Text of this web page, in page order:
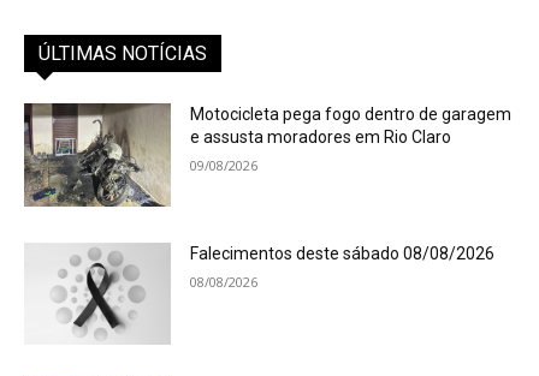
ÚLTIMAS NOTÍCIAS
Motocicleta pega fogo dentro de garagem
e assusta moradores em Rio Claro
09/08/2026
Falecimentos deste sábado 08/08/2026
08/08/2026